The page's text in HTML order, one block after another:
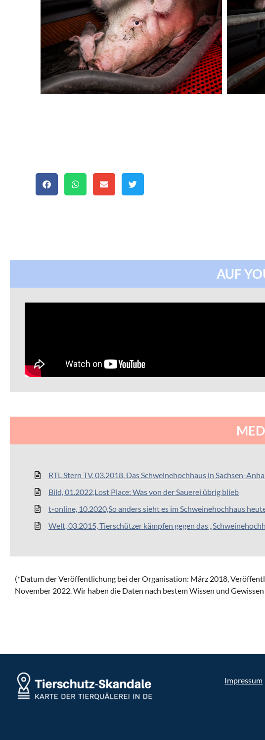
AUF
RTL Stern TV, 03.2018, Das Schweinehochhaus in Sachsen-
Bild, 01.2022,Lost Place: Was von der Sauerei übrig blieb
t-online, 10.2020,So anders sieht es im Schweinehochhaus
Welt, 03.2015, Tierschützer kämpfen gegen das
(*Datum der Veröffentlichung bei der Organisation: März 2018,
November 2022.Wir haben die Daten nach bestem Wissen und
Impressum